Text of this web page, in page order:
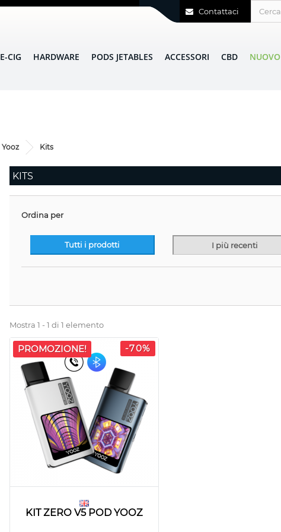
Contattaci
E-CIG HARDWARE PODS JETABLES ACCESSORI CBD NUOVO
Yooz Kits
KITS
Ordina per
Tutti i prodotti I più recenti
Mostra 1 - 1 di 1 elemento
PROMOZIONE! -70%
KIT ZERO V5 POD YOOZ